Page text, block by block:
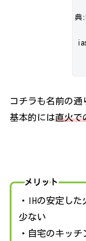
典
コチラも名前の通
基本的には直火で
メリット
・IHの安定し
少ない
・自宅のキッ